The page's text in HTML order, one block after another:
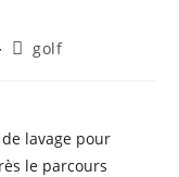
golf
lavage pour
le parcours